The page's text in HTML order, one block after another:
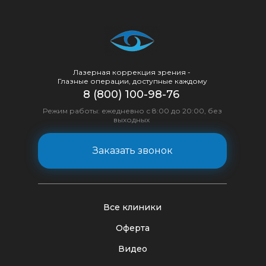
Лазерная коррекция зрения -
Глазные операции, доступные каждому
Оферта
Видео
Все клиники
8 (800) 100-98-76
Режим работы: ежедневно с 8:00 до 20:00, без
выходных
Заказать звонок